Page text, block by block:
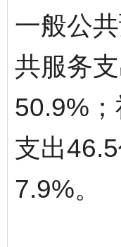
一般公
共服务
50.9%
支出
7.9%。